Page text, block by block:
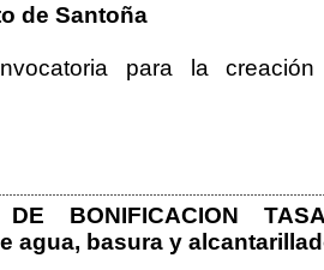
de Santoña
para la
DE BONIFICACION
agua, basura y